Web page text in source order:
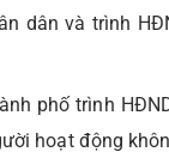
dân và trình
phố trình
hoạt động